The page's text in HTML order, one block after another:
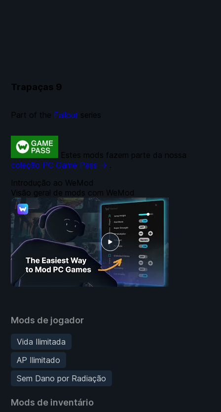
Trapaças 9
Mods de jogador
Vida Ilimitada
AP Ilimitado
Sem Dano por Radiação
Mods de inventário
Introdução ao WeMod
Visão geral de mods com WeMod
Estes mods fazem parte da nossa
coleção PC Game Pass → .
Part of the Fallout series